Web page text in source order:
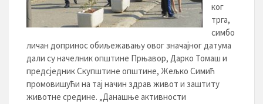
ког
трга,
симбо
личан допринос обиљежавању овог значајног датума
дали су начелник општине Прњавор, Дарко Томаш и
предсједник Скупштине општине, Жељко Симић
промовишући на тај начин здрав живот и заштиту
животне средине. „Данашње активности